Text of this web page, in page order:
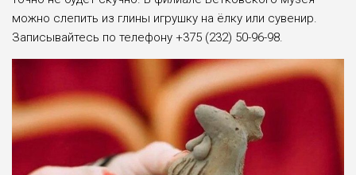
можно слепить из глины игрушку на ёлку или сувенир.
Записывайтесь по телефону +375 (232) 50-96-98.